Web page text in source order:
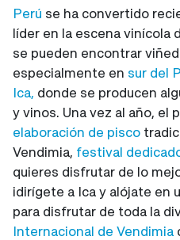
Perú se ha convertido
líder en la escena vinícola
se pueden encontrar
especialmente en sur del
Ica, donde se producen
y vinos. Una vez al año, el
elaboración de pisco
Vendimia, festival
quieres disfrutar de lo
¡dirígete a Ica y alójate en
para disfrutar de toda la
Internacional de Vendimia